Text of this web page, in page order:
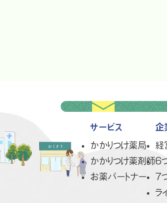
サービス
かかりつけ薬局
かかりつけ薬剤師
お薬パートナー
企
経
6
7
ラ